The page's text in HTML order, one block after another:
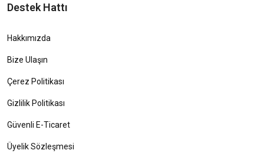
Destek Hattı
Hakkımızda
Bize Ulaşın
Çerez Politikası
Gizlilik Politikası
Güvenli E-Ticaret
Üyelik Sözleşmesi